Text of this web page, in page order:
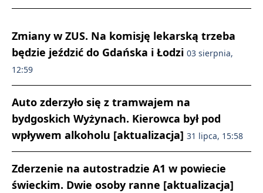
Zmiany w ZUS. Na komisję lekarską trzeba
będzie jeździć do Gdańska i Łodzi 03 sierpnia,
12:59
Auto zderzyło się z tramwajem na
bydgoskich Wyżynach. Kierowca był pod
wpływem alkoholu [aktualizacja] 31 lipca, 15:58
Zderzenie na autostradzie A1 w powiecie
świeckim. Dwie osoby ranne [aktualizacja]